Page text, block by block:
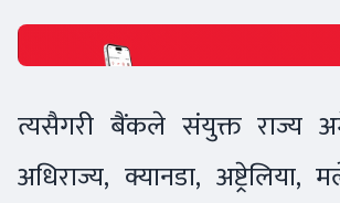
त्यसैगरी बैंकले संयुक्त राज्य
अधिराज्य, क्यानडा, अष्ट्रेलिया,